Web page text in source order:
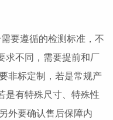
要遵循的检测标准，不
求不同，需要提前和厂
非标定制，若是常规产
是有特殊尺寸、特殊性
外要确认售后保障内